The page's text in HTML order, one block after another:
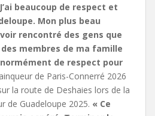
beaucoup de respect et
Mon plus beau
rencontré des gens que
membres de ma famille
de respect pour
de Paris-Connerré 2026
la route de Deshaies lors de la
de Guadeloupe 2025. « Ce